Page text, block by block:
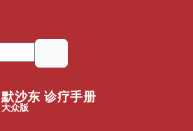
默沙东 诊疗手册
大众版